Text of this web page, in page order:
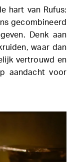
hart van Rufus:
gecombineerd
Denk aan
waar dan
vertrouwd en
aandacht voor